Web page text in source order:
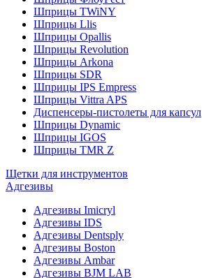
Шприцы TWiNY
Шприцы Llis
Шприцы Opallis
Шприцы Revolution
Шприцы Arkona
Шприцы SDR
Шприцы IPS Empress
Шприцы Vittra APS
Диспенсеры-пистолеты для капсул
Шприцы Dynamic
Шприцы IGOS
Шприцы TMR Z
Щетки для инструментов
Адгезивы
Адгезивы Imicryl
Адгезивы IDS
Адгезивы Dentsply
Адгезивы Boston
Адгезивы Ambar
Адгезивы BJM LAB